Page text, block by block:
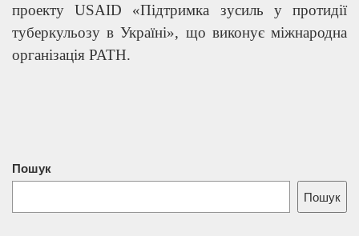
проекту USAID «Підтримка зусиль у протидії
туберкульозу в Україні», що виконує міжнародна
організація РАТН.
Пошук
Пошук